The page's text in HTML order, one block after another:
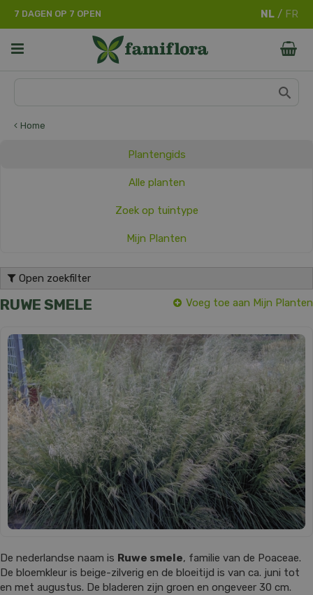
Home
7 DAGEN OP 7 OPEN
Plantengids
Alle planten
Zoek op tuintype
Mijn Planten
Open zoekfilter
RUWE SMELE Voeg toe aan Mijn Planten
De nederlandse naam is Ruwe smele, familie van de Poaceae.
De bloemkleur is beige-zilverig en de bloeitijd is van ca. juni tot
en met augustus. De bladeren zijn groen en ongeveer 30 cm.